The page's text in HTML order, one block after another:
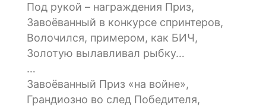
Под рукой – награждения Приз,
Завоёванный в конкурсе спринтеров,
Волочился, примером, как БИЧ,
Золотую вылавливал рыбку…
…
Завоёванный Приз «на войне»,
Грандиозно во след Победителя,